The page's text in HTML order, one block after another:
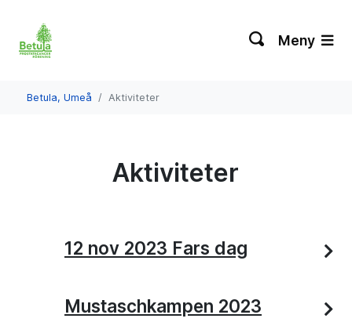
Meny
Betula, Umeå Aktiviteter
Aktiviteter
12 nov 2023 Fars dag
Mustaschkampen 2023